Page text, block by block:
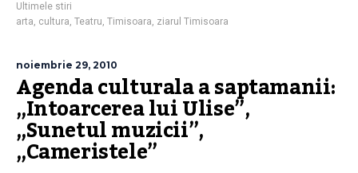
Ultimele stiri
arta, cultura, Teatru, Timisoara, ziarul Timisoara
noiembrie 29, 2010
Agenda culturala a saptamanii:
„Intoarcerea lui Ulise”,
„Sunetul muzicii”,
„Cameristele”